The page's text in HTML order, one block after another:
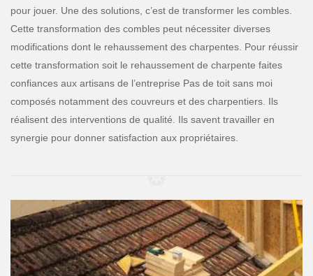
pour jouer. Une des solutions, c’est de transformer les combles.
Cette transformation des combles peut nécessiter diverses
modifications dont le rehaussement des charpentes. Pour réussir
cette transformation soit le rehaussement de charpente faites
confiances aux artisans de l’entreprise Pas de toit sans moi
composés notamment des couvreurs et des charpentiers. Ils
réalisent des interventions de qualité. Ils savent travailler en
synergie pour donner satisfaction aux propriétaires.